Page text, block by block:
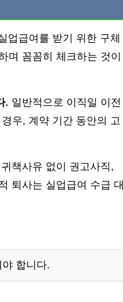
업급여를 받기 위한 구체
며 꼼꼼히 체크하는 것이
. 일반적으로 이직일 이전
우, 계약 기간 동안의 고
책사유 없이 권고사직,
퇴사는 실업급여 수급 대
합니다.